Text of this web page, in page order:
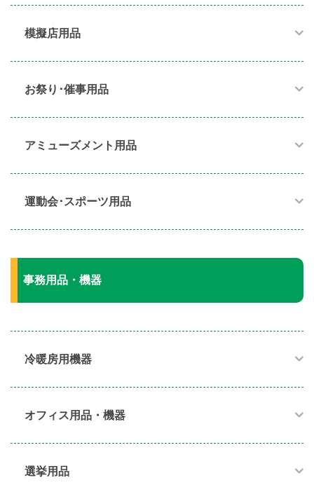
模擬店用品​
お祭り･催事用品​
アミューズメント用品​
運動会･スポーツ用品​
事務用品・機器
冷暖房用機器​
オフィス用品・機器​
選挙用品